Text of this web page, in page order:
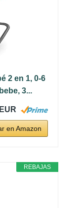
2 en 1, 0-6
3...
en Amazon
REBAJAS